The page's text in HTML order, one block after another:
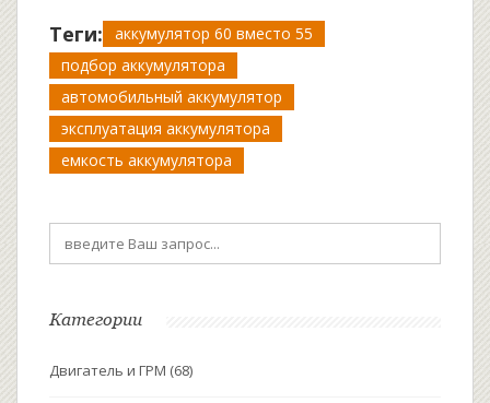
Теги:
аккумулятор 60 вместо 55
подбор аккумулятора
автомобильный аккумулятор
эксплуатация аккумулятора
емкость аккумулятора
Категории
Двигатель и ГРМ (68)